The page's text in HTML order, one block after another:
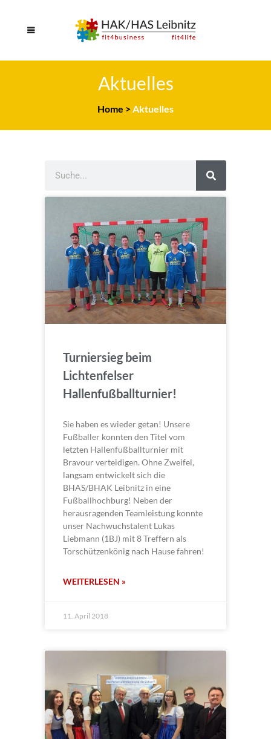
Aktuelles
Home >Aktuelles
Turniersieg beim
Lichtenfelser
Hallenfußballturnier!
Sie haben es wieder getan! Unsere
Fußballer konnten den Titel vom
letzten Hallenfußballturnier mit
Bravour verteidigen. Ohne Zweifel,
langsam entwickelt sich die
BHAS/BHAK Leibnitz in eine
Fußballhochburg! Neben der
herausragenden Teamleistung konnte
unser Nachwuchstalent Lukas
Liebmann (1BJ) mit 8 Treffern als
Torschützenkönig nach Hause fahren!
WEITERLESEN »
11. April 2018